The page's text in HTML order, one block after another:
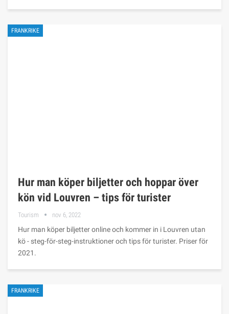
FRANKRIKE
Hur man köper biljetter och hoppar över
kön vid Louvren – tips för turister
Tourism nov 6, 2022
Hur man köper biljetter online och kommer in i Louvren utan
kö - steg-för-steg-instruktioner och tips för turister. Priser för
2021.
FRANKRIKE